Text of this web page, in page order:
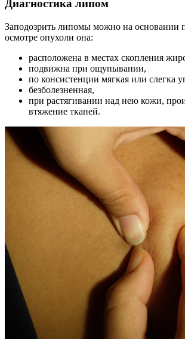
Диагностика липом
Заподозрить липомы можно на основании
осмотре опухоли она:
расположена в местах скопления
подвижна при ощупывании,
по консистенции мягкая или слегка
безболезненная,
при растягивании над нею кожи,
втяжение тканей.